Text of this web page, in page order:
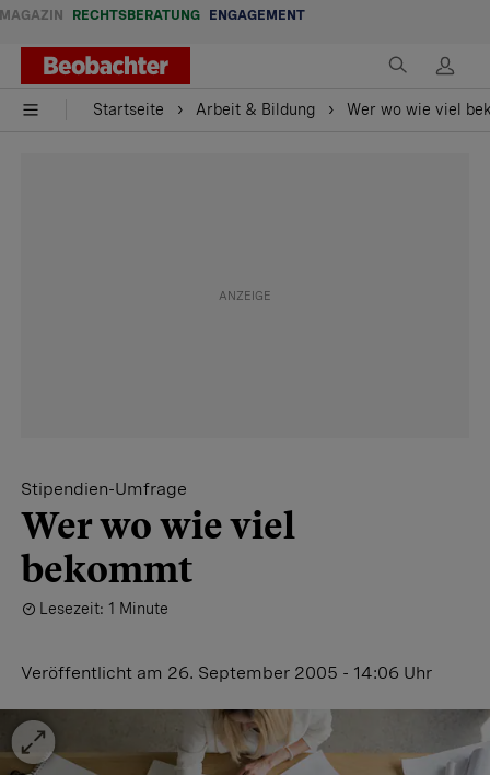
MAGAZIN RECHTSBERATUNG ENGAGEMENT
Startseite Arbeit & Bildung Wer wo wie viel
Stipendien-Umfrage
Wer wo wie viel
bekommt
Lesezeit: 1 Minute
Veröffentlicht am 26. September 2005 - 14:06 Uhr